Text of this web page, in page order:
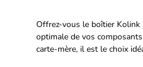
Offrez-vous le boîtier Kolink
optimale de vos
carte-mère, il est le choix